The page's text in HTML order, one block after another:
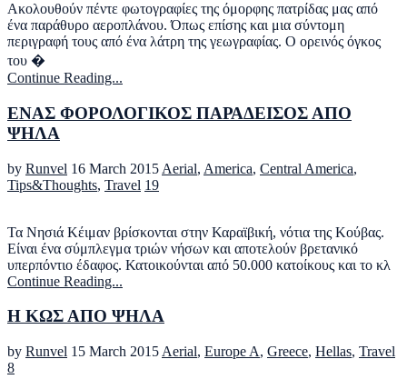
Ακολουθούν πέντε φωτογραφίες της όμορφης πατρίδας μας από
ένα παράθυρο αεροπλάνου. Όπως επίσης και μια σύντομη
περιγραφή τους από ένα λάτρη της γεωγραφίας. Ο ορεινός όγκος
του �
Continue Reading...
ΕΝΑΣ ΦΟΡΟΛΟΓΙΚΟΣ ΠΑΡΑΔΕΙΣΟΣ ΑΠΟ
ΨΗΛΑ
by Runvel 16 March 2015 Aerial, America, Central America,
Tips&Thoughts, Travel 19
Τα Νησιά Κέιμαν βρίσκονται στην Καραϊβική, νότια της Κούβας.
Είναι ένα σύμπλεγμα τριών νήσων και αποτελούν βρετανικό
υπερπόντιο έδαφος. Κατοικούνται από 50.000 κατοίκους και το κλ
Continue Reading...
Η ΚΩΣ ΑΠΟ ΨΗΛΑ
by Runvel 15 March 2015 Aerial, Europe A, Greece, Hellas, Travel
8